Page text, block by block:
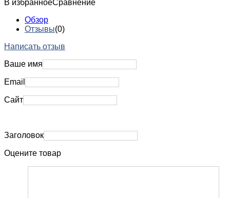
В избранноеСравнение
Обзор
Отзывы(0)
Написать отзыв
Ваше имя
Email
Сайт
Заголовок
Оцените товар